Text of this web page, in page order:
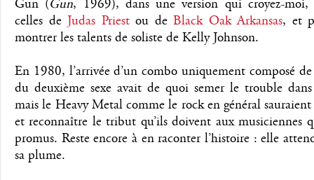
Gun (Gun, 1969), dans une version qui croyez-
celles deJudas Priestou deBlack Oak Arkansas, et
montrer les talents de soliste de Kelly Johnson.
En 1980, l’arrivée d’un combo uniquement composé
du deuxième sexe avait de quoi semer le trouble
mais le Heavy Metal comme le rock en général sauraient
et reconnaître le tribut qu’ils doivent aux musiciennes
promus. Reste encore à en raconter l’histoire : elle
sa plume.